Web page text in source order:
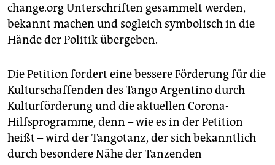
change.org Unterschriften gesammelt werden,
bekannt machen und sogleich symbolisch in die
Hände der Politik übergeben.
Die Petition fordert eine bessere Förderung für die
Kulturschaffenden des Tango Argentino durch
Kulturförderung und die aktuellen Corona-
Hilfsprogramme, denn – wie es in der Petition
heißt – wird der Tangotanz, der sich bekanntlich
durch besondere Nähe der Tanzenden